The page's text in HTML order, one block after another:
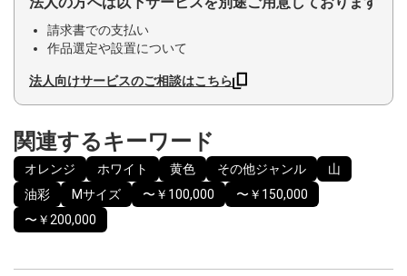
請求書での支払い
作品選定や設置について
法人向けサービスのご相談はこちら
関連するキーワード
オレンジ ホワイト 黄色 その他ジャンル
山
油彩
Mサイズ 〜￥100,000
〜￥150,000
〜￥200,000